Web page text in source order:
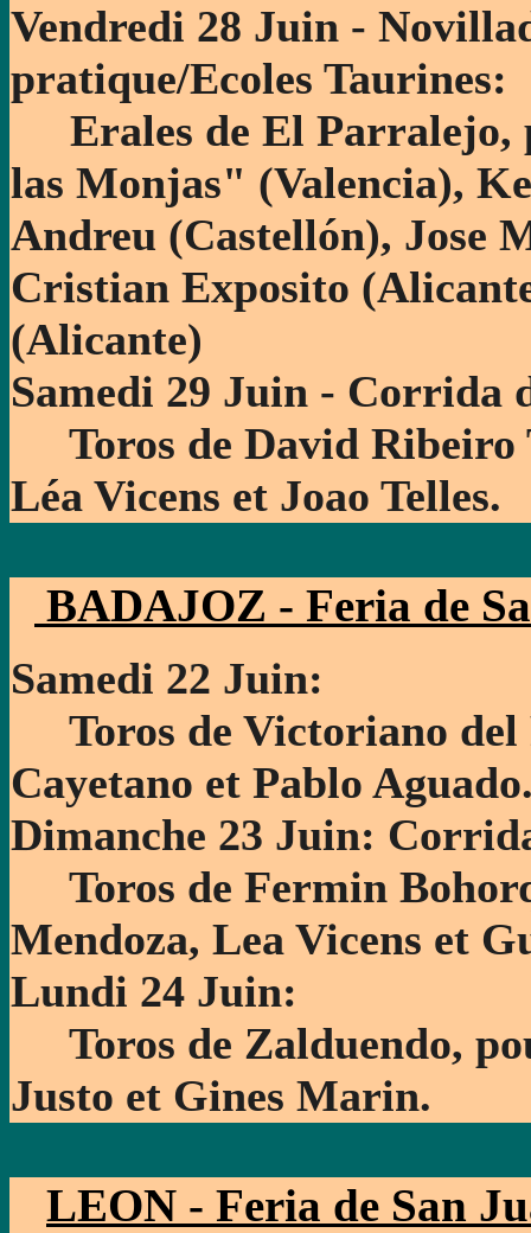
Vendredi 28 Juin -
pratique/Ecoles Taurines:
Erales de El Parralejo,
las Monjas" (Valencia),
Andreu (Castellón), Jose
Cristian Exposito
(Alicante)
Samedi 29 Juin - Corrida
Toros de David Ribeiro
Léa Vicens et Joao Telles.
BADAJOZ - Feria de
Samedi 22 Juin:
Toros de Victoriano del
Cayetano et Pablo
Dimanche 23 Juin:
Toros de Fermin
Mendoza, Lea Vicens et
Lundi 24 Juin:
Toros de Zalduendo,
Justo et Gines Marin.
LEON - Feria de San